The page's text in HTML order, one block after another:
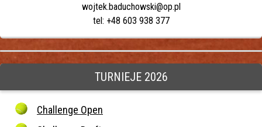
wojtek.baduchowski@op.pl
tel: +48 603 938 377
TURNIEJE 2026
Challenge Open